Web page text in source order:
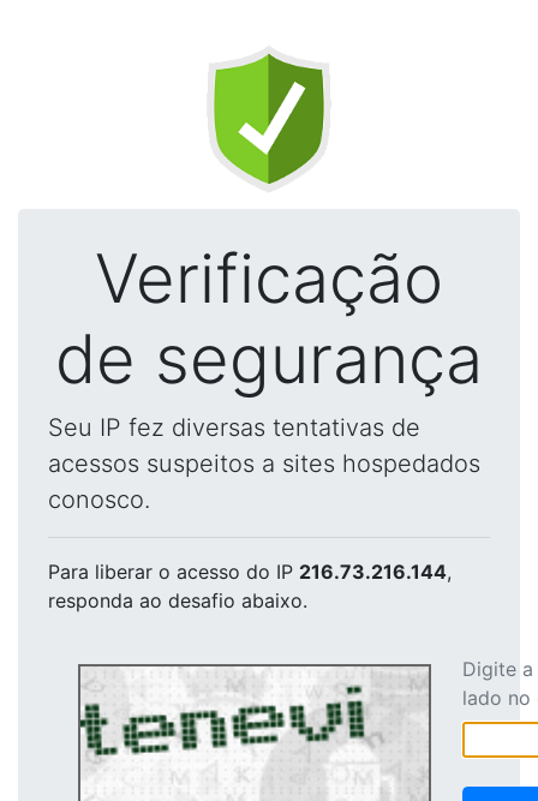
Verificação
de segurança
Seu IP fez diversas tentativas de
acessos suspeitos a sites hospedados
conosco.
Para liberar o acesso do IP 216.73.216.144,
responda ao desafio abaixo.
Digite
lado no